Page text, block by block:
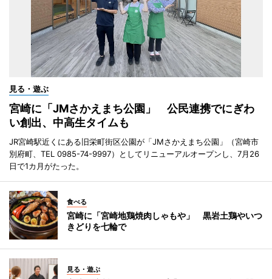
見る・遊ぶ
宮崎に「JMさかえまち公園」 公民連携でにぎわ
い創出、中高生タイムも
JR宮崎駅近くにある旧栄町街区公園が「JMさかえまち公園」（宮崎市
別府町、TEL 0985-74-9997）としてリニューアルオープンし、7月26
日で1カ月がたった。
食べる
宮崎に「宮崎地鶏焼肉しゃもや」 黒岩土鶏やいつ
きどりを七輪で
見る・遊ぶ